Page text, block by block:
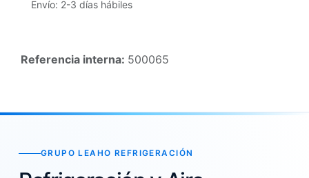
Envío: 2-3 días hábiles
Referencia interna: 500065
GRUPO LEAHO REFRIGERACIÓN